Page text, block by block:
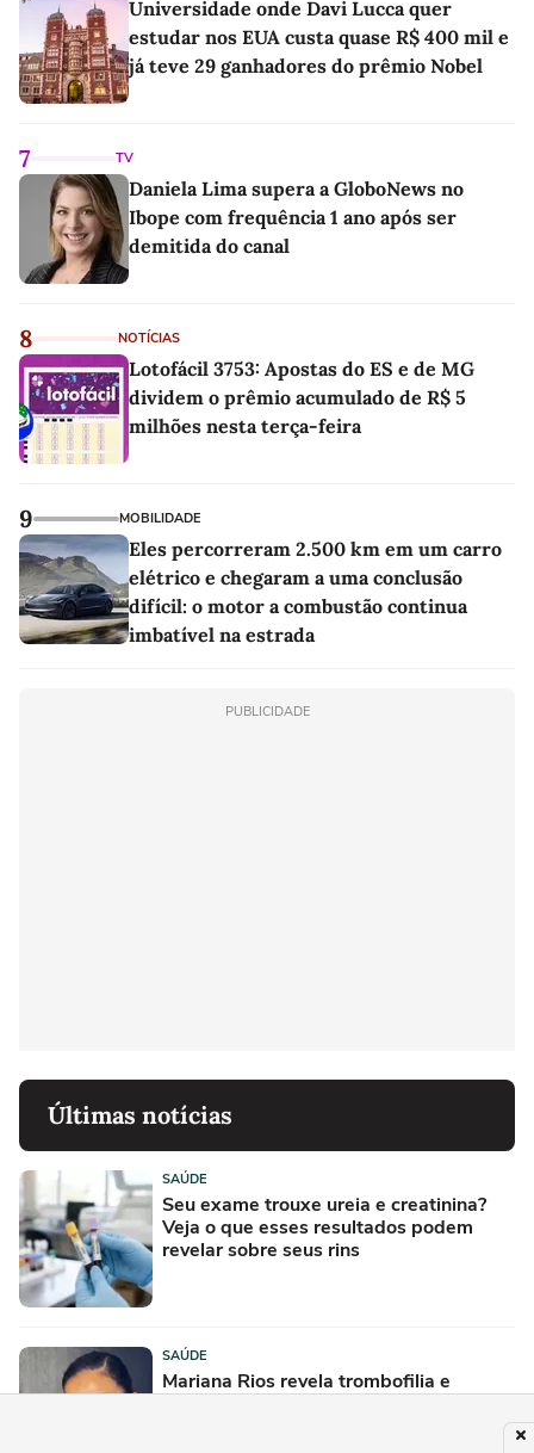
Universidade onde Davi Lucca quer
estudar nos EUA custa quase R$ 400 mil e
já teve 29 ganhadores do prêmio Nobel
7 TV
Daniela Lima supera a GloboNews no
Ibope com frequência 1 ano após ser
demitida do canal
8 NOTÍCIAS
Lotofácil 3753: Apostas do ES e de MG
dividem o prêmio acumulado de R$ 5
milhões nesta terça-feira
9 MOBILIDADE
Eles percorreram 2.500 km em um carro
elétrico e chegaram a uma conclusão
difícil: o motor a combustão continua
imbatível na estrada
PUBLICIDADE
Últimas notícias
SAÚDE
Seu exame trouxe ureia e creatinina?
Veja o que esses resultados podem
revelar sobre seus rins
SAÚDE
Mariana Rios revela trombofilia e